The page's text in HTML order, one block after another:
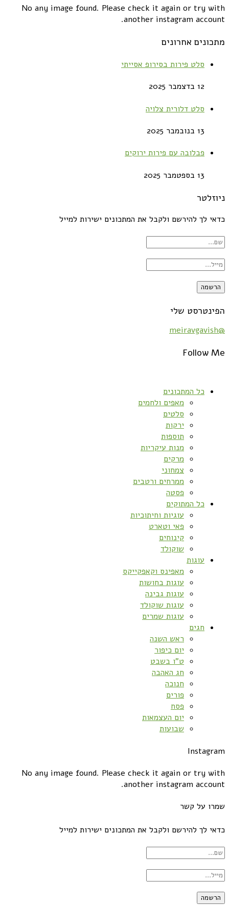
No any image found. Please check it again or try with
another instagram account.
מתכונים אחרונים
סלט פירות בסירופ אסייתי
12 בדצמבר 2025
סלט דלורית צלויה
13 בנובמבר 2025
פבלובה עם פירות ירוקים
13 בספטמבר 2025
ניוזלטר
כדאי לך להירשם ולקבל את המתכונים ישירות למייל
הפינטרסט שלי
@meiravgavish
Follow Me
כל המתכונים
מאפים ולחמים
סלטים
ירקות
תוספות
מנות עיקריות
מרקים
צמחוני
ממרחים ורטבים
פסטה
כל המתוקים
עוגיות וחיתוכיות
פאי וטארט
קינוחים
שוקולד
עוגות
מאפינס וקאפקייקס
עוגות בחושות
עוגות גבינה
עוגות שוקולד
עוגות שמרים
חגים
ראש השנה
יום כיפור
ט”ו בשבט
חג האהבה
חנוכה
פורים
פסח
יום העצמאות
שבועות
Instagram
No any image found. Please check it again or try with
another instagram account.
שמרו על קשר
כדאי לך להירשם ולקבל את המתכונים ישירות למייל